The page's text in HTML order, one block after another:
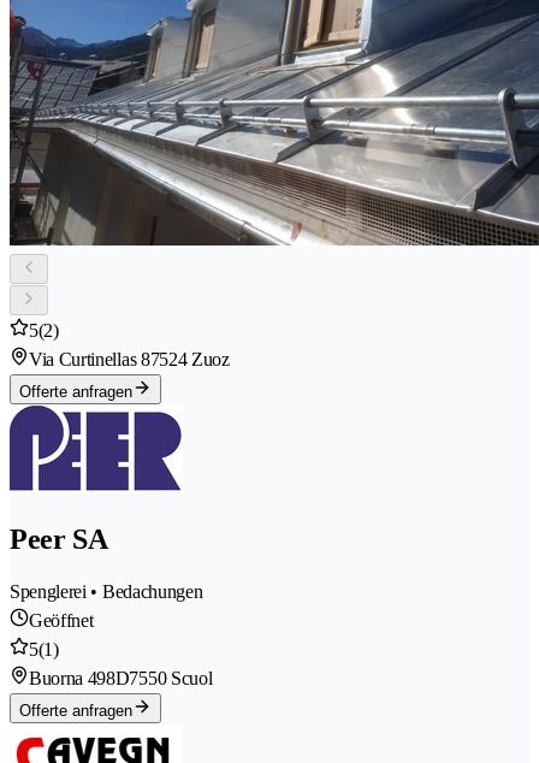
5(2)
Via Curtinellas 87524 Zuoz
Offerte anfragen
Peer SA
Spenglerei • Bedachungen
Geöffnet
5(1)
Buorna 498D7550 Scuol
Offerte anfragen